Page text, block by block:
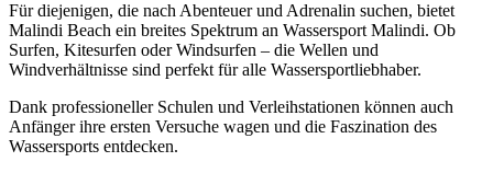
Für diejenigen, die nach Abenteuer und Adrenalin suchen, bietet
Malindi Beach ein breites Spektrum an Wassersport Malindi. Ob
Surfen, Kitesurfen oder Windsurfen – die Wellen und
Windverhältnisse sind perfekt für alle Wassersportliebhaber.
Dank professioneller Schulen und Verleihstationen können auch
Anfänger ihre ersten Versuche wagen und die Faszination des
Wassersports entdecken.